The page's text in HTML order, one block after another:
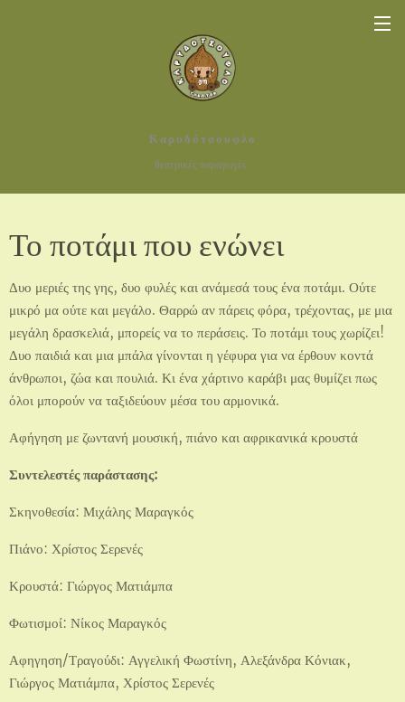
Καρυδότσουφλο
θεατρικές παραγωγές
Το ποτάμι που ενώνει
Δυο μεριές της γης, δυο φυλές και ανάμεσά τους ένα ποτάμι. Ούτε
μικρό μα ούτε και μεγάλο. Θαρρώ αν πάρεις φόρα, τρέχοντας, με μια
μεγάλη δρασκελιά, μπορείς να το περάσεις. Το ποτάμι τους χωρίζει!
Δυο παιδιά και μια μπάλα γίνονται η γέφυρα για να έρθουν κοντά
άνθρωποι, ζώα και πουλιά. Κι ένα χάρτινο καράβι μας θυμίζει πως
όλοι μπορούν να ταξιδεύουν μέσα του αρμονικά.
Αφήγηση με ζωντανή μουσική, πιάνο και αφρικανικά κρουστά
Συντελεστές παράστασης:
Σκηνοθεσία: Μιχάλης Μαραγκός
Πιάνο: Χρίστος Σερενές
Κρουστά: Γιώργος Ματιάμπα
Φωτισμοί: Νίκος Μαραγκός
Αφηγηση/Τραγούδι: Αγγελική Φωστίνη, Αλεξάνδρα Κόνιακ,
Γιώργος Ματιάμπα, Χρίστος Σερενές